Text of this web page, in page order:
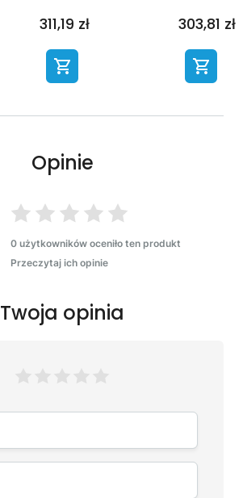
311,19 zł 303,81 zł
Opinie
0 użytkowników oceniło ten produkt
Przeczytaj ich opinie
Twoja opinia